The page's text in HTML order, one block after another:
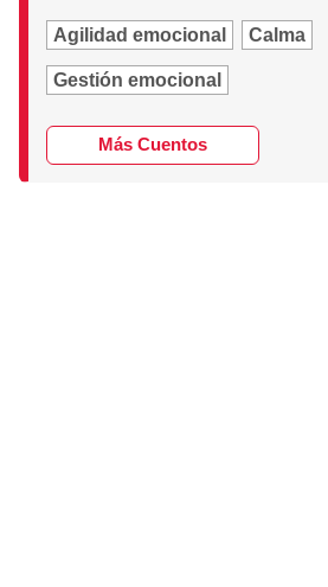
Agilidad emocional Calma
Gestión emocional
Más Cuentos